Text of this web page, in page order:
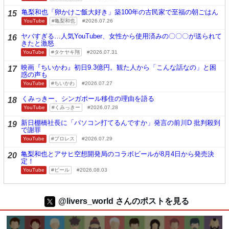
15 亀梨和也「卵かけご飯大好き」築100年の古民家で至福の朝ごはん
YouTube 亀梨和也 2026.07.26
16 ヤバすぎる…人気YouTuber、女性から使用済みの〇〇〇が送られて
きたと激怒
YouTube タケヤキ翔 2026.07.31
17 映画『ちいかわ』初日9.3億円。観た人から「こんな話なの」と困
惑の声も
YouTube ちいかわ 2026.07.27
18 くみっきー、シンガポール移住の理由を語る
YouTube くみっきー 2026.07.28
19 新日棚橋社長に「パソコン打てるんですか」発言の前川D 批判殺到
で謝罪
YouTube プロレス 2026.07.29
20 亀梨和也とアサヒ空想開発局のコラボビールが8月4日から発売決
定！
YouTube ビール 2026.08.03
@livers_world さんのポストを見る